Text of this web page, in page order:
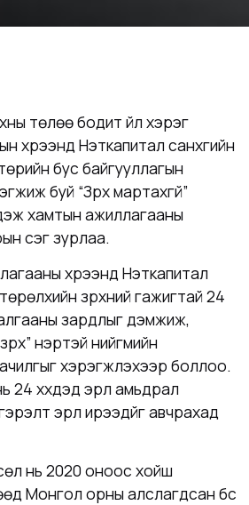
төлөө бодит үйл хэрэг
хүрээнд Нэткапитал санхүүгийн
бус байгууллагын
буй “Зүрх мартахгүй”
хамтын ажиллагааны
үсэг зурлаа.
хүрээнд Нэткапитал
төрөлхийн зүрхний гажигтай 24
зардлыг дэмжиж,
нэртэй нийгмийн
хэрэгжүүлэхээр боллоо.
24 хүүхдэд эрүүл амьдрал
эрүүл ирээдүйг авчрахад
нь 2020 оноос хойш
Монгол орны алслагдсан бүс